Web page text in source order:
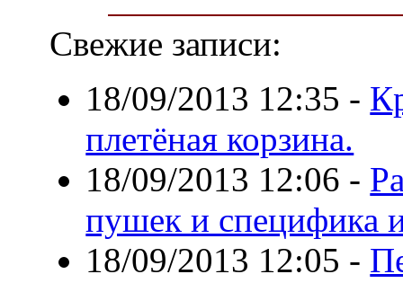
Свежие записи:
18/09/2013 12:35 -
плетёная корзина.
18/09/2013 12:06 -
пушек и специфика
18/09/2013 12:05 -